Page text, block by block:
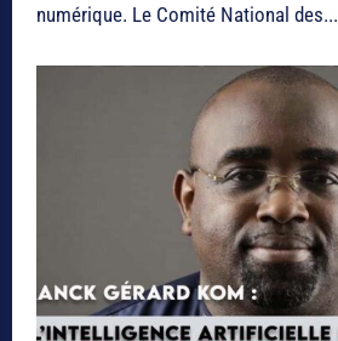
numérique. Le Comité National des...